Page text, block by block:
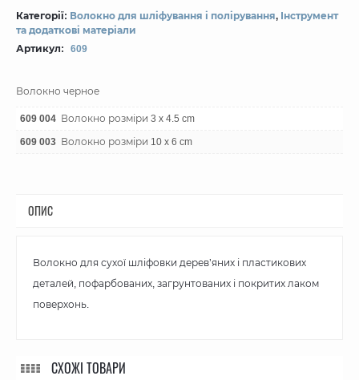
Категорії: Волокно для шліфування і полірування, Інструмент
та додаткові матеріали
Артикул:
609
Волокно черное
609 004 Волокно розміри 3 x 4.5 cm
609 003 Волокно розміри 10 x 6 cm
ОПИС
Волокно для сухої шліфовки дерев’яних і пластикових
деталей, пофарбованих, загрунтованих і покритих лаком
поверхонь.
СХОЖІ ТОВАРИ